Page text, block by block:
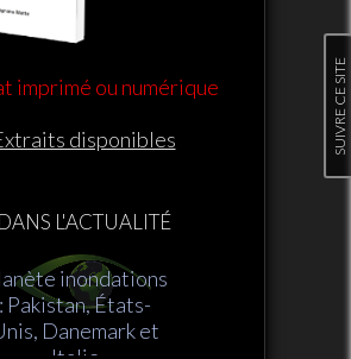
imprimé ou numérique
disponibles
DANS L'ACTUALITÉ
inondations
: Pakistan, États-
Unis, Danemark et
Italie
SUIVRE CE SITE